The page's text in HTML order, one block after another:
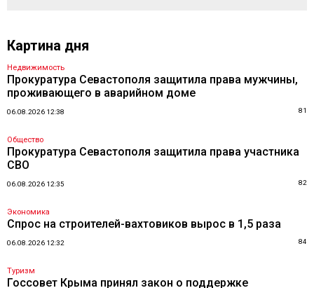
Картина дня
Недвижимость
Прокуратура Севастополя защитила права мужчины,
проживающего в аварийном доме
06.08.2026 12:38 81
Общество
Прокуратура Севастополя защитила права участника
СВО
06.08.2026 12:35 82
Экономика
Спрос на строителей-вахтовиков вырос в 1,5 раза
06.08.2026 12:32 84
Туризм
Госсовет Крыма принял закон о поддержке